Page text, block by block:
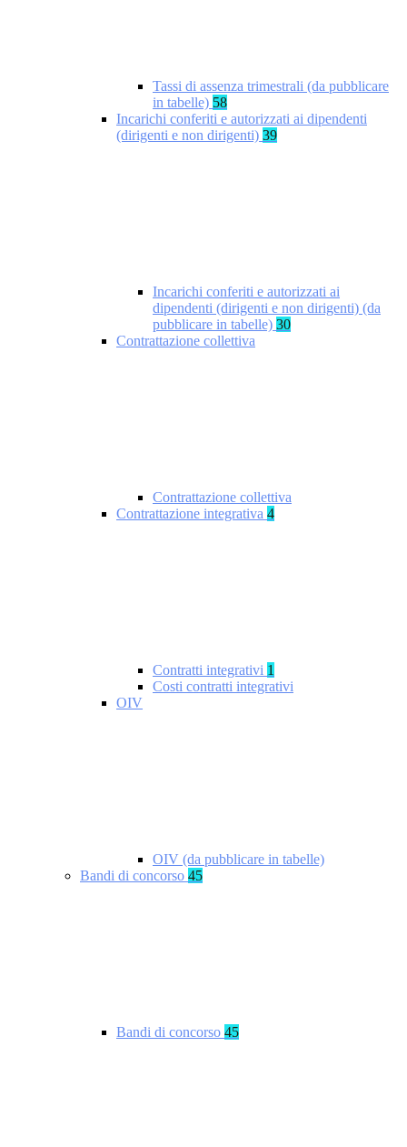
Tassi di assenza trimestrali (da pubblicare
in tabelle) 58
Incarichi conferiti e autorizzati ai dipendenti
(dirigenti e non dirigenti) 39
Incarichi conferiti e autorizzati ai
dipendenti (dirigenti e non dirigenti) (da
pubblicare in tabelle) 30
Contrattazione collettiva
Contrattazione collettiva
Contrattazione integrativa 4
Contratti integrativi 1
Costi contratti integrativi
OIV
OIV (da pubblicare in tabelle)
Bandi di concorso 45
Bandi di concorso 45